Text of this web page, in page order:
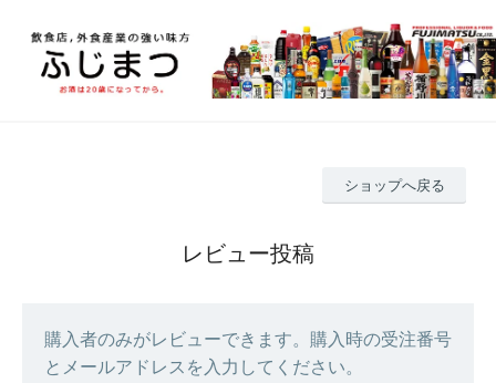
ショップへ戻る
レビュー投稿
購入者のみがレビューできます。購入時の受注番号
とメールアドレスを入力してください。